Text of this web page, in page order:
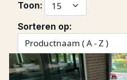
Toon:
Sorteren op: